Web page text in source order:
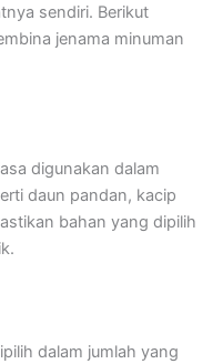
sendiri. Berikut
jenama minuman
digunakan dalam
daun pandan, kacip
bahan yang dipilih
dalam jumlah yang